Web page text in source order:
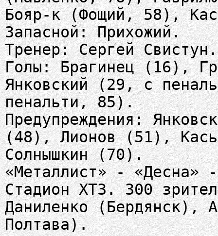
Бояр-к (Фощий, 58),
Запасной: Прихожий.
Тренер: Сергей Свистун.
Голы: Брагинец (16),
Янковский (29, с
пенальти, 85).
Предупреждения:
(48), Лионов (51),
Солнышкин (70).
«Металлист» -
Стадион ХТЗ. 300
Даниленко
Полтава).